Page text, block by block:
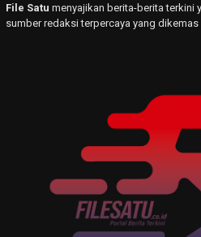
File Satu menyajikan berita-berita terkini
sumber redaksi terpercaya yang